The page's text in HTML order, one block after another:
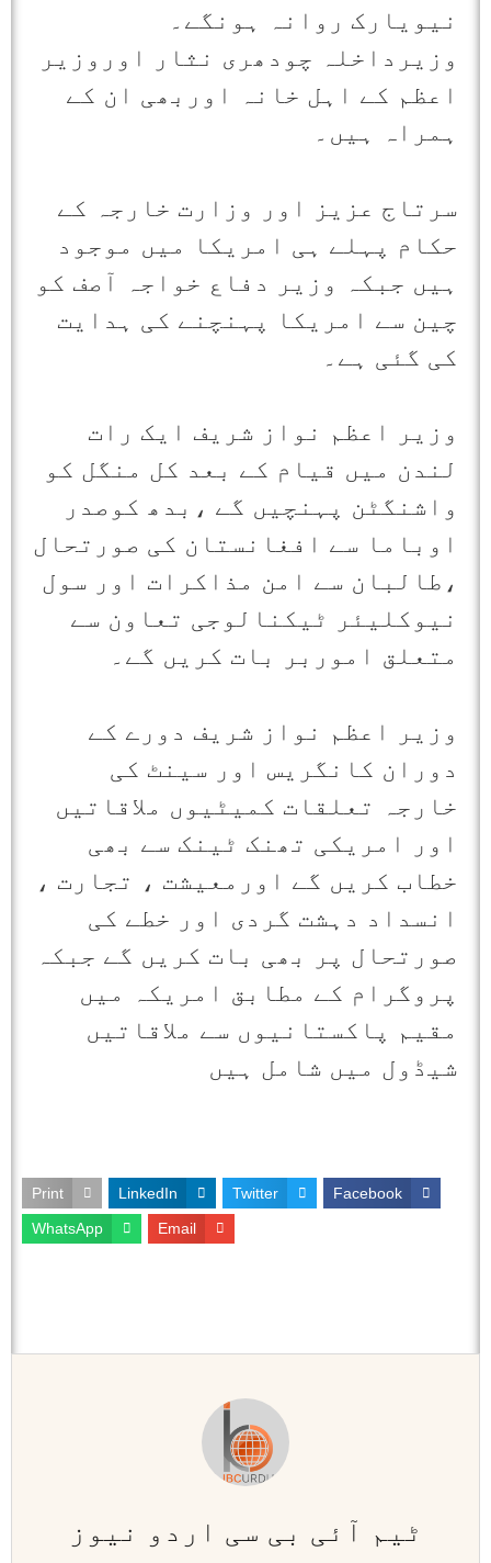
نیویارک روانہ ہونگے۔
وزیرداخلہ چودھری نثار اوروزیر
اعظم کے اہل خانہ اوربھی ان کے
ہمراہ ہیں۔
سرتاج عزیز اور وزارت خارجہ کے
حکام پہلے ہی امریکا میں موجود
ہیں جبکہ وزیر دفاع خواجہ آصف کو
چین سے امریکا پہنچنے کی ہدایت
کی گئی ہے۔
وزیر اعظم نواز شریف ایک رات
لندن میں قیام کے بعد کل منگل کو
واشنگٹن پہنچیں گے ،بدھ کوصدر
اوباما سے افغانستان کی صورتحال
،طالبان سے امن مذاکرات اور سول
نیوکلیئر ٹیکنالوجی تعاون سے
متعلق اموربر بات کریں گے۔
وزیر اعظم نواز شریف دورے کے
دوران کانگریس اور سینٹ کی
خارجہ تعلقات کمیٹیوں ملاقاتیں
اور امریکی تھنک ٹینک سے بھی
خطاب کریں گے اورمعیشت ، تجارت ،
انسداد دہشت گردی اور خطے کی
صورتحال پر بھی بات کریں گے جبکہ
پروگرام کے مطابق امریکہ میں
مقیم پاکستانیوں سے ملاقاتیں
شیڈول میں شامل ہیں
Facebook
Twitter
LinkedIn
Print
Email
WhatsApp
ٹیم آئی بی سی اردو نیوز